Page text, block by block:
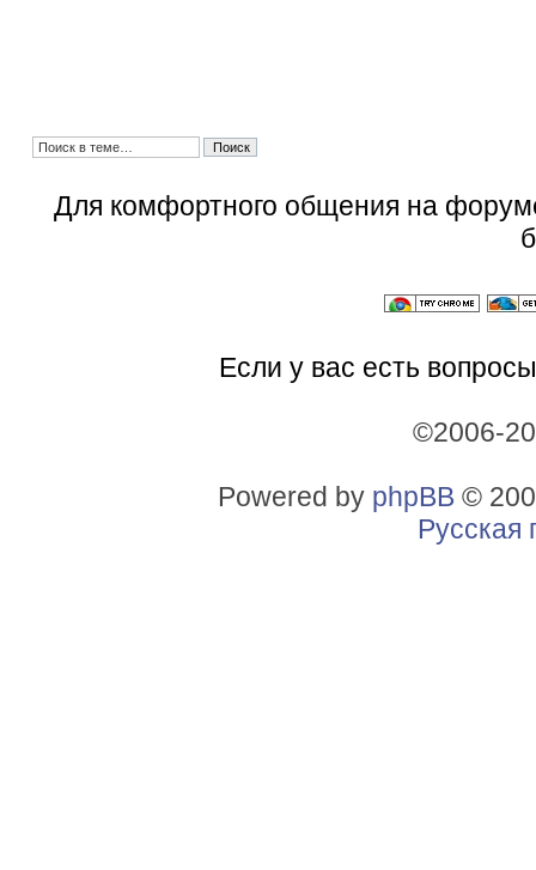
Для комфортного общения на
Если у вас есть
©2006-
Powered by phpBB ©
Русская